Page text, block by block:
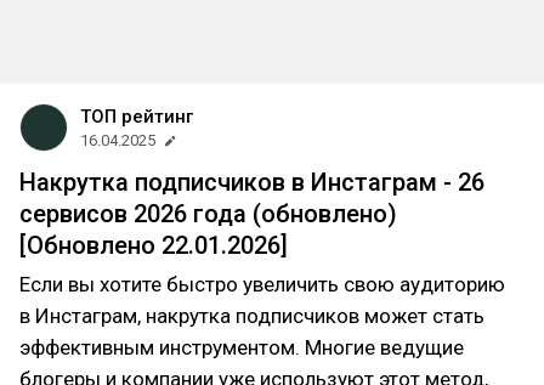
ТОП рейтинг
16.04.2025
Накрутка подписчиков в Инстаграм - 26
сервисов 2026 года (обновлено)
[Обновлено 22.01.2026]
Если вы хотите быстро увеличить свою аудиторию
в Инстаграм, накрутка подписчиков может стать
эффективным инструментом. Многие ведущие
блогеры и компании уже используют этот метод,